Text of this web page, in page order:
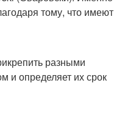
тому, что имеют
разными
и определяет их срок